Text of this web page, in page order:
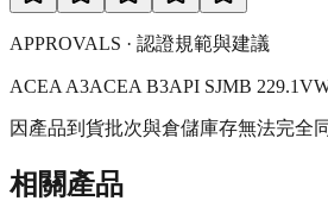
APPROVALS · 認證規範與建議
ACEA A3ACEA B3API SJMB 229.1
因產品到貨批次與倉儲庫存無法完全
相關產品